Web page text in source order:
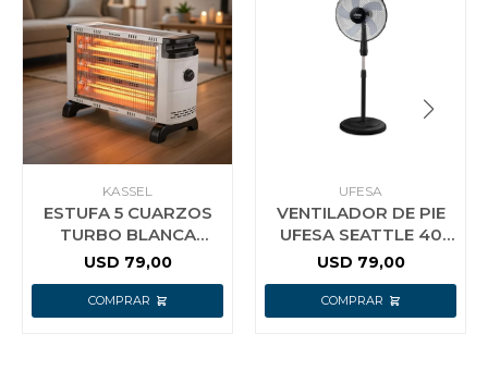
KASSEL
ESTUFA 5 CUARZOS
TURBO BLANCA
KASSEL CON SISTEMA
USD 79,00
UFESA
VENTILADOR DE PIE
UFESA SEATTLE 40
CM
USD 79,00